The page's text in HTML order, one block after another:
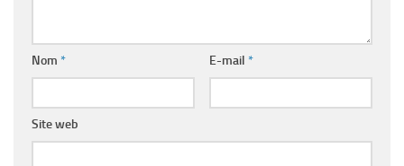
Nom * E-mail *
Site web